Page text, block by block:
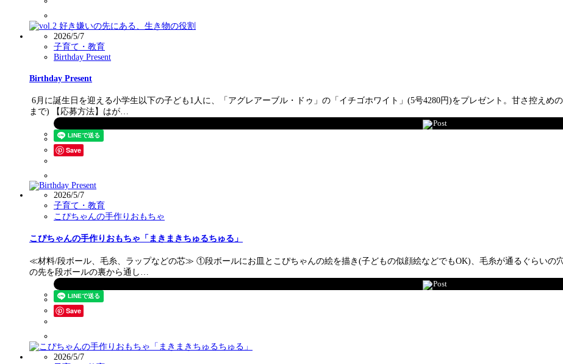
2026/5/7
子育て・教育
Birthday Present
Birthday Present
6月に誕生日を迎える小学生以下の子ども1人に、「アグレアーブル・ドゥ」の「イチゴホワイト」(5号4280円)をプレゼント。甘さ控え
まで) 【応募方法】はが…
Post
Save
2026/5/7
子育て・教育
こぴちゃんの手作りおもちゃ
こぴちゃんの手作りおもちゃ「まきまきちゅるちゅる」
≪材料/段ボール、毛糸、ラップなどの芯≫ ①段ボールにお皿とこぴちゃんの絵を描き(子どもの似顔絵などでもOK)、毛糸が通るぐらいの
の先を段ボールの裏から通し…
Post
Save
2026/5/7